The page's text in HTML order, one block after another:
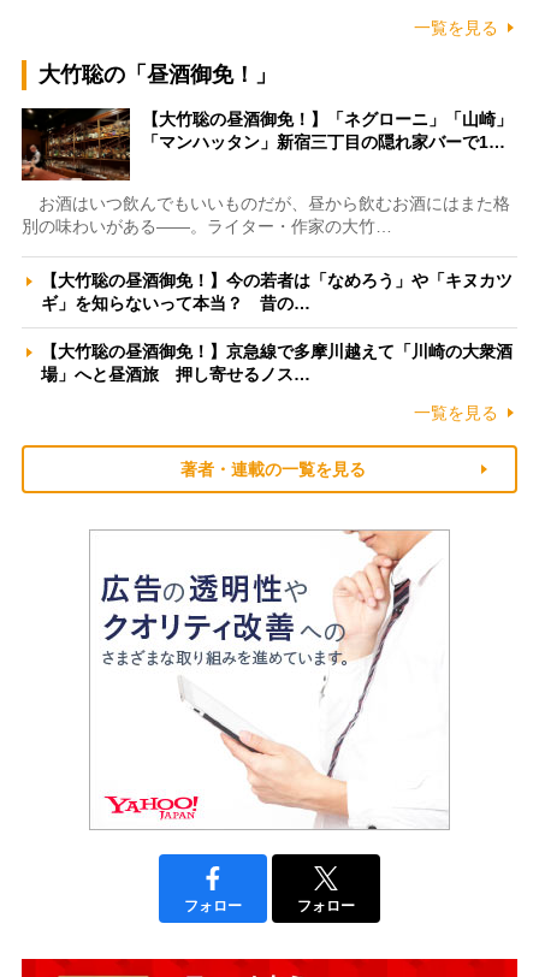
一覧を見る
大竹聡の「昼酒御免！」
【大竹聡の昼酒御免！】「ネグローニ」「山崎」
「マンハッタン」新宿三丁目の隠れ家バーで1…
お酒はいつ飲んでもいいものだが、昼から飲むお酒にはまた格
別の味わいがある――。ライター・作家の大竹…
【大竹聡の昼酒御免！】今の若者は「なめろう」や「キヌカツ
ギ」を知らないって本当？ 昔の…
【大竹聡の昼酒御免！】京急線で多摩川越えて「川崎の大衆酒
場」へと昼酒旅 押し寄せるノス…
一覧を見る
著者・連載の一覧を見る
フォロー フォロー